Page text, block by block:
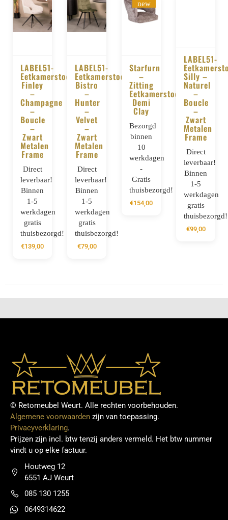
BESTELLEN
LABEL51-
Eetkamerstoel
Finley
–
Champagne
–
Boucle
–
Zwart
Metalen
Frame
Direct
leverbaar!
Binnen
1-5
werkdagen
gratis
thuisbezorgd!
€139,00
BESTELLEN
LABEL51-
Eetkamerstoel
Bistro
–
Hunter
–
Velvet
–
Zwart
Metalen
Frame
Direct
leverbaar!
Binnen
1-5
werkdagen
gratis
thuisbezorgd!
€79,00
BESTELLEN
new
Starfurn
–
Zitting
Eetkamerstoel
Demi
Clay
Bezorgd
binnen
10
werkdagen
-
Gratis
thuisbezorgd!
€154,00
BESTELLEN
LABEL51-
Silly –
Naturel
–
Boucle
–
Zwart
Metalen
Frame
Direct
leverbaar!
Binnen
1-5
werkdagen
gratis
thuisbezorgd!
€99,00
© Retomeubel Weurt. Alle rechten voorbehouden.
Algemene voorwaarden zijn van toepassing.
Privacyverklaring.
Prijzen zijn incl. btw tenzij anders vermeld. Het btw nummer
vindt u op elke factuur.
Houtweg 12
6551 AJ Weurt
085 130 1255
0649314622